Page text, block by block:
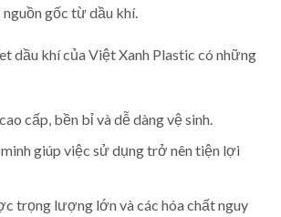
gốc từ dầu khí.
dầu khí của Việt Xanh Plastic có những
cấp, bền bỉ và dễ dàng vệ sinh.
giúp việc sử dụng trở nên tiện lợi
trọng lượng lớn và các hóa chất nguy